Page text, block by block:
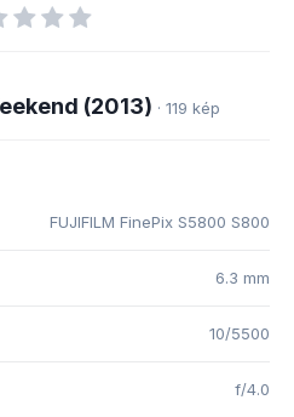
(2013) · 119 kép
FUJIFILM FinePix S5800 S800
6.3 mm
10/5500
f/4.0